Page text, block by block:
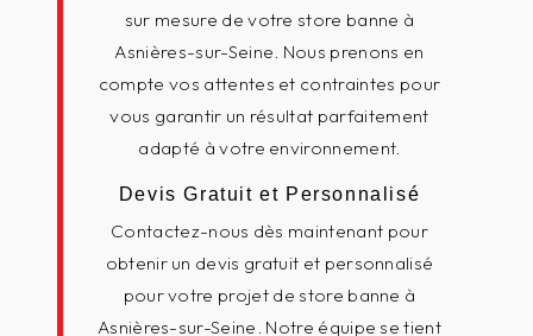
sur mesure de votre store banne à
Asnières-sur-Seine. Nous prenons en
compte vos attentes et contraintes pour
vous garantir un résultat parfaitement
adapté à votre environnement.
Devis Gratuit et Personnalisé
Contactez-nous dès maintenant pour
obtenir un devis gratuit et personnalisé
pour votre projet de store banne à
Asnières-sur-Seine. Notre équipe se tient